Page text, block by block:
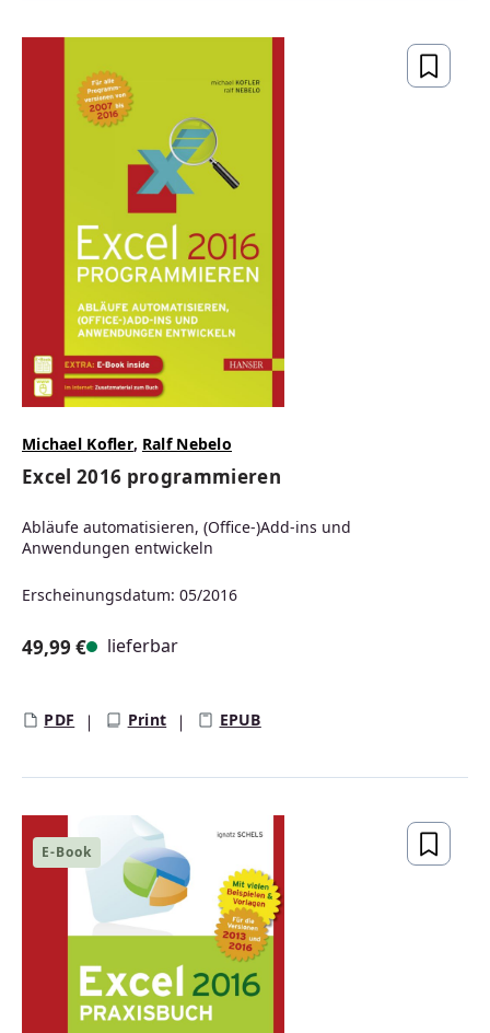
Michael Kofler, Ralf Nebelo
Excel 2016 programmieren
Abläufe automatisieren, (Office-)Add-ins und
Anwendungen entwickeln
Erscheinungsdatum: 05/2016
49,99 € lieferbar
PDF Print EPUB
E-Book